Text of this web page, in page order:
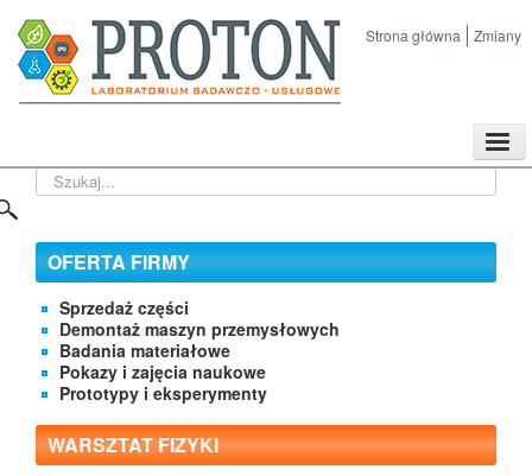
Strona główna Zmiany
Kontakt
Szukaj...
OFERTA FIRMY
Sprzedaż części
Demontaż maszyn przemysłowych
Badania materiałowe
Pokazy i zajęcia naukowe
Prototypy i eksperymenty
WARSZTAT FIZYKI